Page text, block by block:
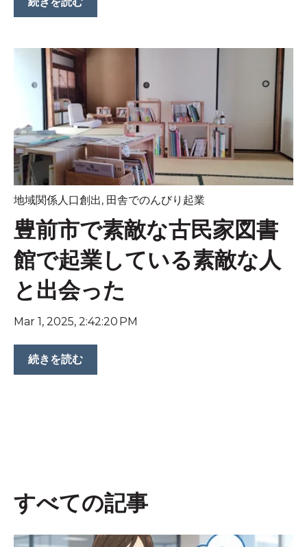
地域関係人口創出, 田舎でのんびり起業
豊前市で素敵な古民家図書
館で起業している素敵な人
と出会った
Mar 1, 2025, 2:42:20 PM
続きを読む
すべての記事